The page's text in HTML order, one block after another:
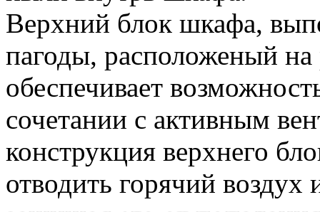
Верхний блок шкафа,
пагоды, расположеный
обеспечивает
сочетании с активным
конструкция верхнего
отводить горячий